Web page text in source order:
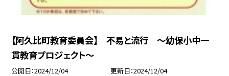
【阿久比町教育委員会】 不易と流行 ～幼保小中一
貫教育プロジェクト～
公開日 2024/12/04 更新日 2024/12/04